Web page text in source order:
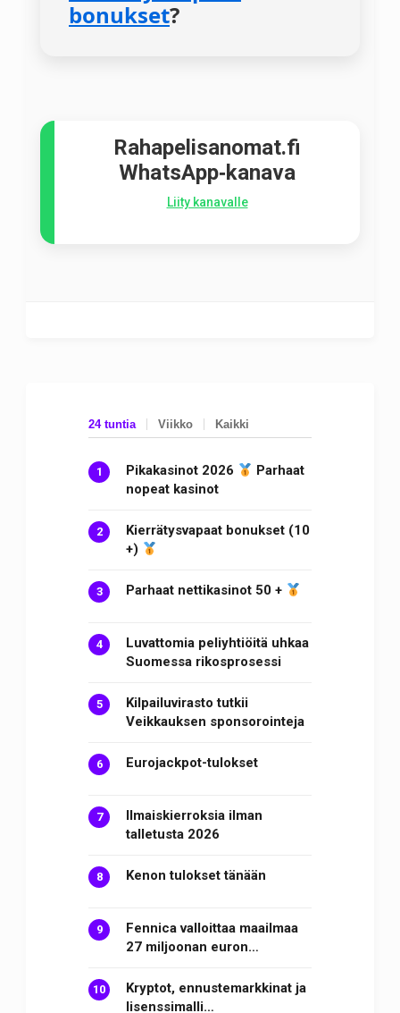
bonukset?
Rahapelisanomat.fi
WhatsApp‑kanava
Liity kanavalle
24 tuntia Viikko Kaikki
Pikakasinot 2026
Parhaat
nopeat kasinot
Kierrätysvapaat bonukset (10
+)
Parhaat nettikasinot 50 +
Luvattomia peliyhtiöitä uhkaa
Suomessa rikosprosessi
Kilpailuvirasto tutkii
Veikkauksen sponsorointeja
Eurojackpot-tulokset
Ilmaiskierroksia ilman
talletusta 2026
Kenon tulokset tänään
Fennica valloittaa maailmaa
27 miljoonan euron…
Kryptot, ennustemarkkinat ja
lisenssimalli…